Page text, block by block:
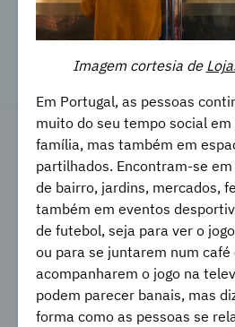
Imagem cortesia de
Em Portugal, as pessoas
muito do seu tempo social em
família, mas também em
partilhados. Encontram-se
de bairro, jardins, mercados,
também em eventos
de futebol, seja para ver o
ou para se juntarem num café
acompanharem o jogo na
podem parecer banais, mas
forma como as pessoas se